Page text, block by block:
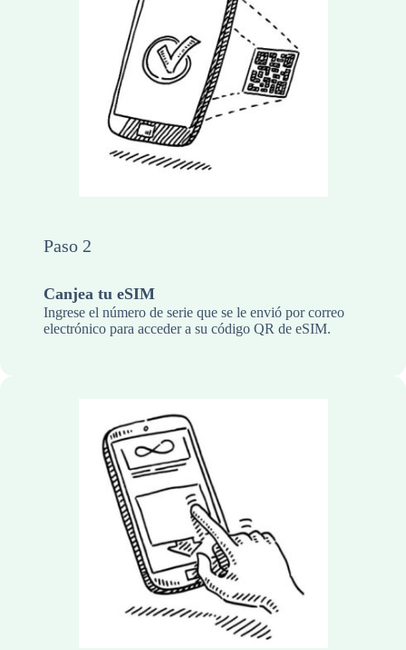
Paso 2
Canjea tu eSIM
Ingrese el número de serie que se le envió por correo
electrónico para acceder a su código QR de eSIM.